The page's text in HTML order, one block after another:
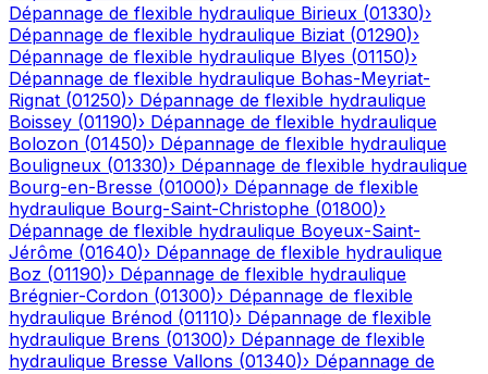
Dépannage de flexible hydraulique Birieux (01330)›
Dépannage de flexible hydraulique Biziat (01290)›
Dépannage de flexible hydraulique Blyes (01150)›
Dépannage de flexible hydraulique Bohas-Meyriat-
Rignat (01250)› Dépannage de flexible hydraulique
Boissey (01190)› Dépannage de flexible hydraulique
Bolozon (01450)› Dépannage de flexible hydraulique
Bouligneux (01330)› Dépannage de flexible hydraulique
Bourg-en-Bresse (01000)› Dépannage de flexible
hydraulique Bourg-Saint-Christophe (01800)›
Dépannage de flexible hydraulique Boyeux-Saint-
Jérôme (01640)› Dépannage de flexible hydraulique
Boz (01190)› Dépannage de flexible hydraulique
Brégnier-Cordon (01300)› Dépannage de flexible
hydraulique Brénod (01110)› Dépannage de flexible
hydraulique Brens (01300)› Dépannage de flexible
hydraulique Bresse Vallons (01340)› Dépannage de